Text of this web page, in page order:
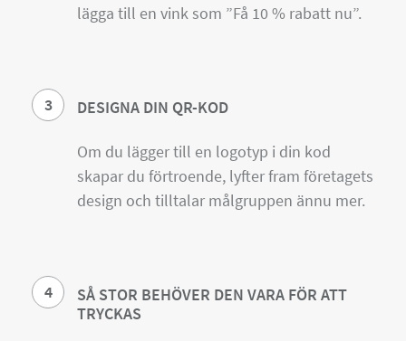
lägga till en vink som ”Få 10 % rabatt nu”.
3 DESIGNA DIN QR-KOD
Om du lägger till en logotyp i din kod
skapar du förtroende, lyfter fram företagets
design och tilltalar målgruppen ännu mer.
4
SÅ STOR BEHÖVER DEN VARA FÖR ATT
TRYCKAS